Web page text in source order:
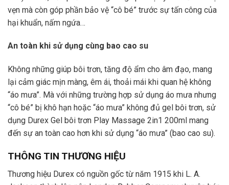
vẹn mà còn góp phần bảo vệ “cô bé” trước sự tấn công của
hại khuẩn, nấm ngứa…
An toàn khi sử dụng cùng bao cao su
Không những giúp bôi trơn, tăng độ ẩm cho âm đạo, mang
lại cảm giác mịn màng, êm ái, thoải mái khi quan hệ không
“áo mưa”. Mà với những trường hợp sử dụng áo mưa nhưng
“cô bé” bị khô hạn hoặc “áo mưa” không đủ gel bôi trơn, sử
dụng Durex Gel bôi trơn Play Massage 2in1 200ml mang
đến sự an toàn cao hơn khi sử dụng “áo mưa” (bao cao su).
THÔNG TIN THƯƠNG HIỆU
Thương hiệu Durex có nguồn gốc từ năm 1915 khi L. A.